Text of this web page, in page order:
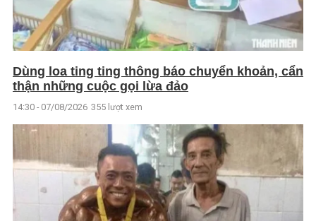
Dùng loa ting ting thông báo chuyển khoản, cẩn
thận những cuộc gọi lừa đảo
14:30 - 07/08/2026 355 lượt xem